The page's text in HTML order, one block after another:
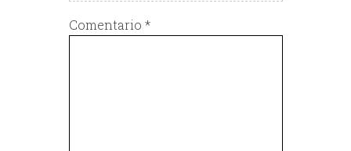
Comentario *